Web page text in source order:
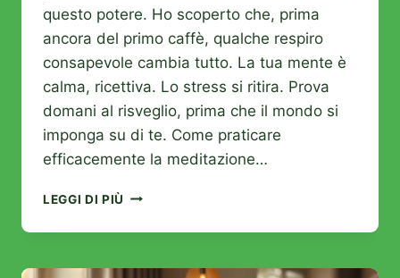
questo potere. Ho scoperto che, prima
ancora del primo caffè, qualche respiro
consapevole cambia tutto. La tua mente è
calma, ricettiva. Lo stress si ritira. Prova
domani al risveglio, prima che il mondo si
imponga su di te. Come praticare
efficacemente la meditazione…
LEGGI DI PIÙ MEDITAZIONE
MATTINO:
VOSTRO